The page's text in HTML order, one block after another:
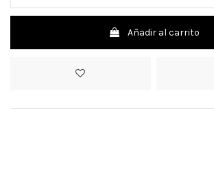
Añadir al carrito